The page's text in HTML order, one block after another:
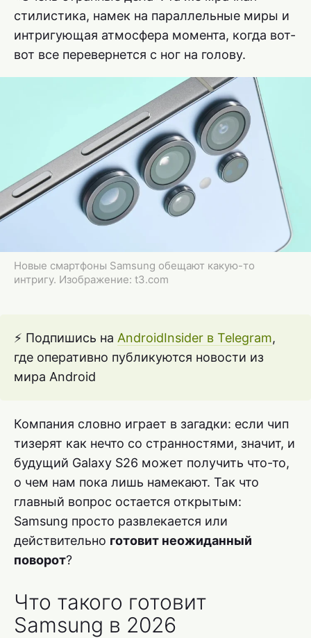
стилистика, намек на параллельные миры и
интригующая атмосфера момента, когда вот-
вот все перевернется с ног на голову.
Новые смартфоны Samsung обещают какую-то
интригу. Изображение: t3.com
⚡️ Подпишись на AndroidInsider в Telegram,
где оперативно публикуются новости из
мира Android
Компания словно играет в загадки: если чип
тизерят как нечто со странностями, значит, и
будущий Galaxy S26 может получить что-то,
о чем нам пока лишь намекают. Так что
главный вопрос остается открытым:
Samsung просто развлекается или
действительно готовит неожиданный
поворот?
Что такого готовит
Samsung в 2026